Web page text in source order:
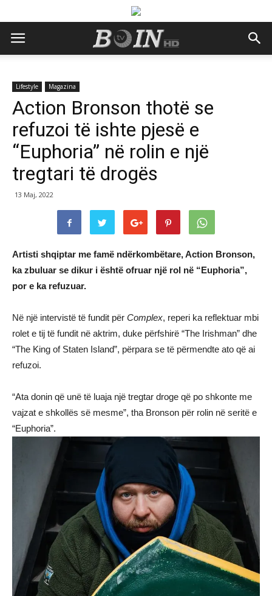
Lifestyle Magazina
Action Bronson thotë se
refuzoi të ishte pjesë e
“Euphoria” në rolin e një
tregtari të drogës
13 Maj, 2022
Artisti shqiptar me famë ndërkombëtare, Action Bronson,
ka zbuluar se dikur i është ofruar një rol në “Euphoria”,
por e ka refuzuar.
Në një intervistë të fundit për Complex, reperi ka reflektuar mbi
rolet e tij të fundit në aktrim, duke përfshirë “The Irishman” dhe
“The King of Staten Island”, përpara se të përmendte ato që ai
refuzoi.
“Ata donin që unë të luaja një tregtar droge që po shkonte me
vajzat e shkollës së mesme”, tha Bronson për rolin në seritë e
“Euphoria”.